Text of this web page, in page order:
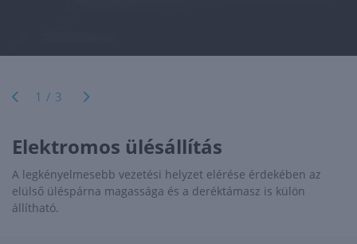
1/3
Elektromos ülésállítás
A legkényelmesebb vezetési helyzet elérése érdekében az
elülső üléspárna magassága és a deréktámasz is külön
állítható.